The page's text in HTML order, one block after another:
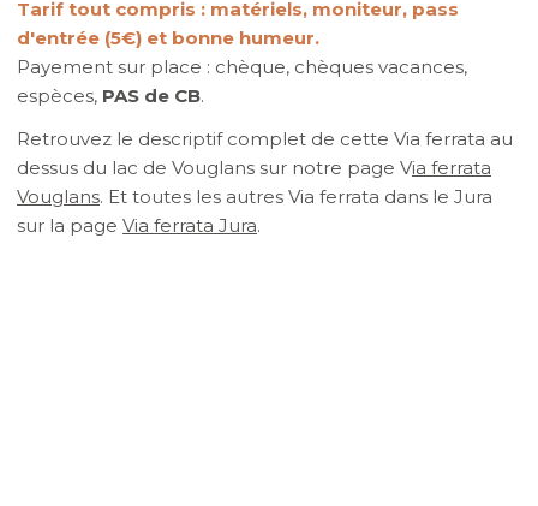
Tarif tout compris : matériels, moniteur, pass
d'entrée (5€) et bonne humeur.
Payement sur place : chèque, chèques vacances,
espèces, PAS de CB.
Retrouvez le descriptif complet de cette Via ferrata au
dessus du lac de Vouglans sur notre page Via ferrata
Vouglans. Et toutes les autres Via ferrata dans le Jura
sur la page Via ferrata Jura.